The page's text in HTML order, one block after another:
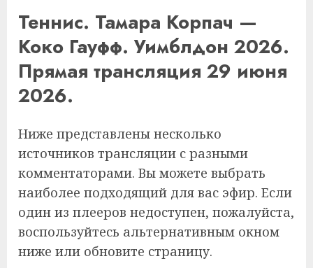
Теннис. Тамара Корпач —
Коко Гауфф. Уимблдон 2026.
Прямая трансляция 29 июня
2026.
Ниже представлены несколько
источников трансляции с разными
комментаторами. Вы можете выбрать
наиболее подходящий для вас эфир. Если
один из плееров недоступен, пожалуйста,
воспользуйтесь альтернативным окном
ниже или обновите страницу.